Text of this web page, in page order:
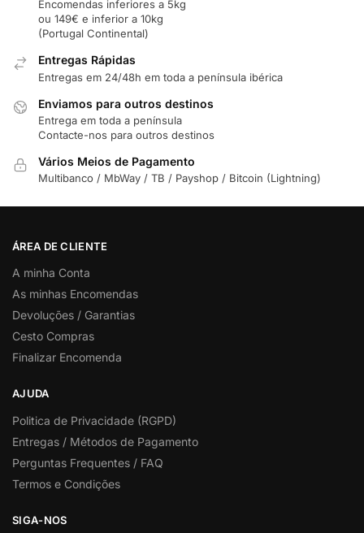
Encomendas inferiores a 5kg
ou 149€ e inferior a 10kg
(Portugal Continental)
Entregas Rápidas
Entregas em 24/48h em toda a península ibérica
Enviamos para outros destinos
Entrega em toda a península
Contacte-nos para outros destinos
Vários Meios de Pagamento
Multibanco / MbWay / TB / Payshop / Bitcoin (Lightning)
ÁREA DE CLIENTE
A minha Conta
As minhas Encomendas
Devoluções / Garantias
Cesto Compras
Finalizar Encomenda
AJUDA
Politica de Privacidade (RGPD)
Entregas / Métodos de Pagamento
Perguntas Frequentes / FAQ
Termos e Condições
SIGA-NOS